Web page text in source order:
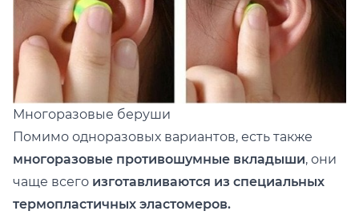
Многоразовые беруши
Помимо одноразовых вариантов, есть также
многоразовые противошумные вкладыши, они
чаще всего изготавливаются из специальных
термопластичных эластомеров.